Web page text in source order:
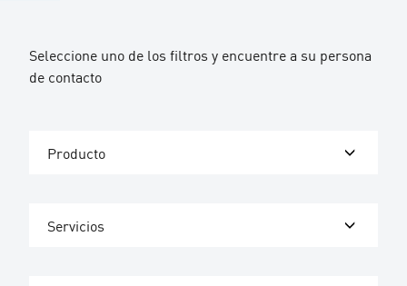
Seleccione uno de los filtros y encuentre a su persona
de contacto
Producto
Servicios